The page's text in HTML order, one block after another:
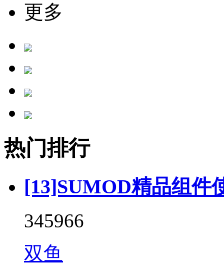
更多
热门排行
[13]SUMOD精品组件
345966
双鱼